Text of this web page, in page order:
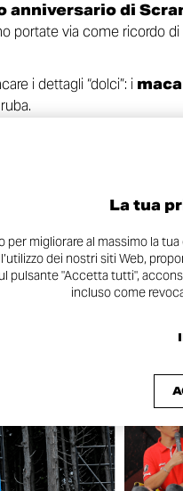
anniversario di
portate via come ricordo
i dettagli “dolci”: i
La tua
per migliorare al massimo la
dei nostri siti Web,
pulsante "Accetta tutti",
incluso come